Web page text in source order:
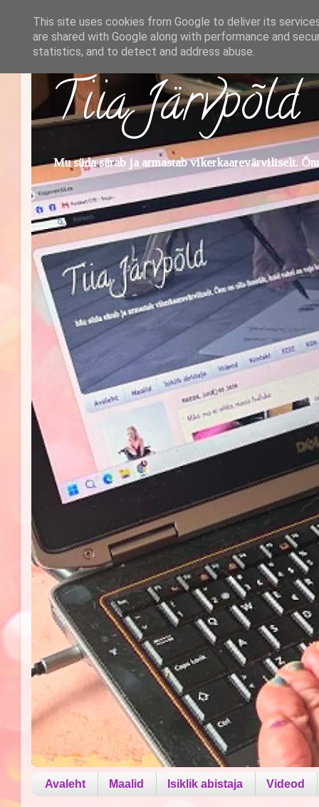
Tiia Järvpõld
Mu süda särab ja armastab vikerkaarevärviliselt.
Avaleht Maalid Isiklik abistaja Videod
This site uses cookies from Google to deliver its
are shared with Google along with performance and
statistics, and to detect and address abuse.